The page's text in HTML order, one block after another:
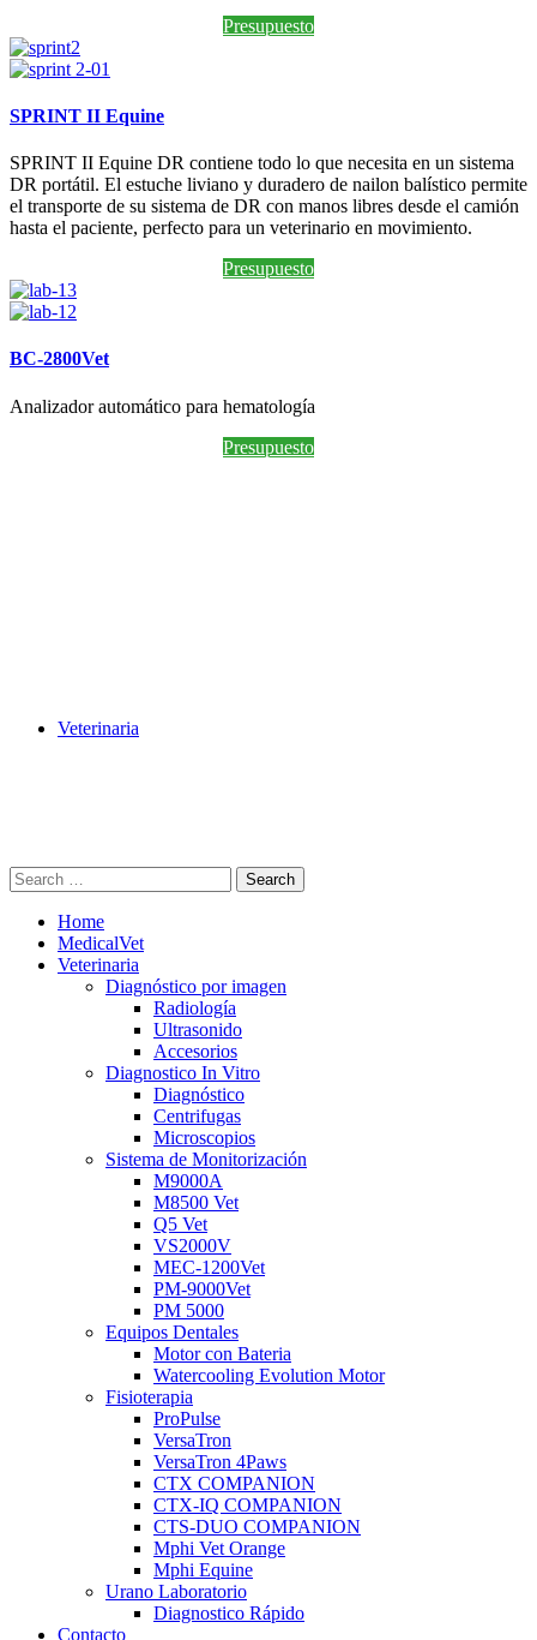
Presupuesto
SPRINT II Equine
SPRINT II Equine DR contiene todo lo que necesita en un sistema
DR portátil. El estuche liviano y duradero de nailon balístico permite
el transporte de su sistema de DR con manos libres desde el camión
hasta el paciente, perfecto para un veterinario en movimiento.
Presupuesto
BC-2800Vet
Analizador automático para hematología
Presupuesto
Veterinaria
Search
Home
MedicalVet
Veterinaria
Diagnóstico por imagen
Radiología
Ultrasonido
Accesorios
Diagnostico In Vitro
Diagnóstico
Centrifugas
Microscopios
Sistema de Monitorización
M9000A
M8500 Vet
Q5 Vet
VS2000V
MEC-1200Vet
PM-9000Vet
PM 5000
Equipos Dentales
Motor con Bateria
Watercooling Evolution Motor
Fisioterapia
ProPulse
VersaTron
VersaTron 4Paws
CTX COMPANION
CTX-IQ COMPANION
CTS-DUO COMPANION
Mphi Vet Orange
Mphi Equine
Urano Laboratorio
Diagnostico Rápido
Contacto